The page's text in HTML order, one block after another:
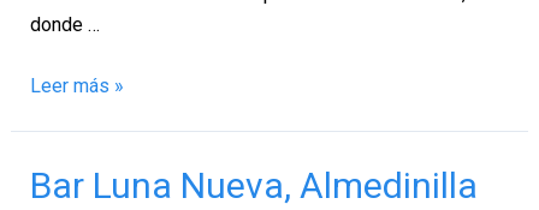
donde …
Leer más »
Bar Luna Nueva, Almedinilla
Bar